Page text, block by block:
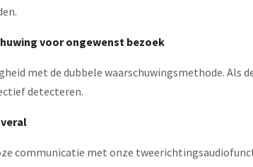
voor ongewenst bezoek
met de dubbele waarschuwingsmethode. Als
detecteren.
communicatie met onze